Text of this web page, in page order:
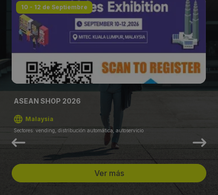
10 - 12 de Septiembre
ASEAN SHOP 2026
Malaysia
Sectores: vending, distribución automática, autoservicio
Ver más